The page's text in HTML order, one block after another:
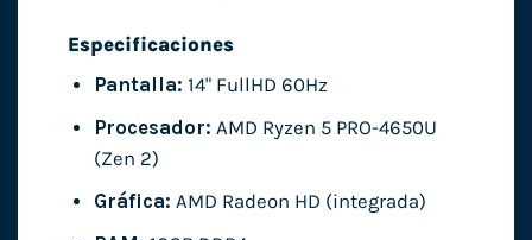
Especificaciones
Pantalla: 14" FullHD 60Hz
Procesador: AMD Ryzen 5 PRO-4650U
(Zen 2)
Gráfica: AMD Radeon HD (integrada)